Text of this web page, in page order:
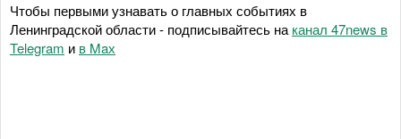
Чтобы первыми узнавать о главных событиях в
Ленинградской области - подписывайтесь на канал 47news в
Telegram и в Maх